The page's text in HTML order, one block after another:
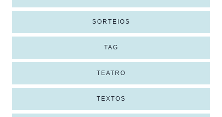
SORTEIOS
TAG
TEATRO
TEXTOS